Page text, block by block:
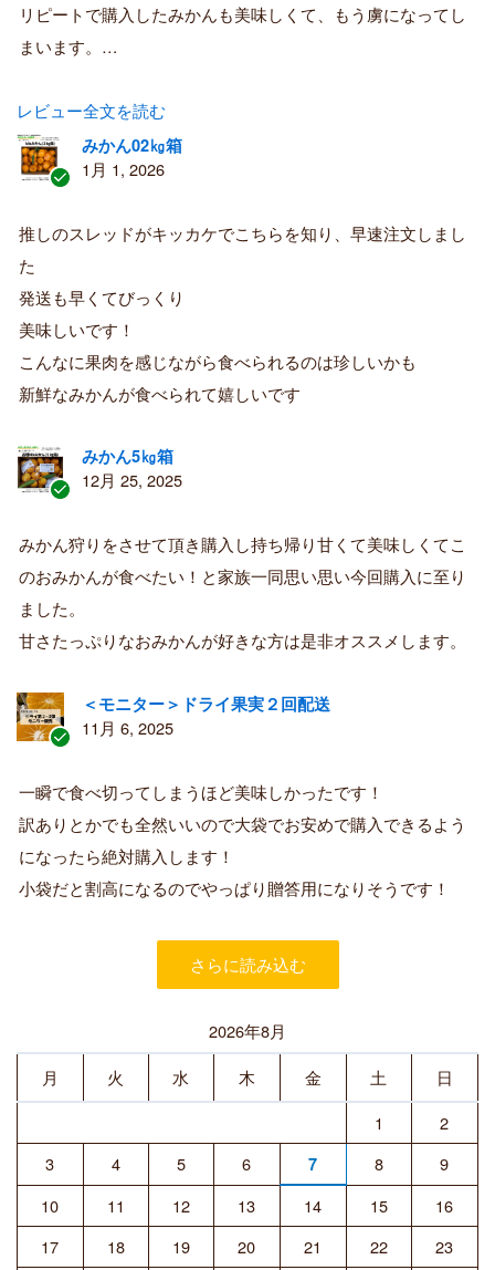
リピートで購入したみかんも美味しくて、もう虜になってし
まいます。…
レビュー全文を読む
証
済
購
者
みかん02㎏箱
1月 1, 2026
推しのスレッドがキッカケでこちらを知り、早速注文しまし
た
発送も早くてびっくり
美味しいです！
こんなに果肉を感じながら食べられるのは珍しいかも
新鮮なみかんが食べられて嬉しいです
証
済
み
購
者
みかん5㎏箱
12月 25, 2025
みかん狩りをさせて頂き購入し持ち帰り甘くて美味しくてこ
のおみかんが食べたい！と家族一同思い思い今回購入に至り
ました。
甘さたっぷりなおみかんが好きな方は是非オススメします。
証
済
み
購
者
＜モニター＞ドライ果実２回配送
11月 6, 2025
一瞬で食べ切ってしまうほど美味しかったです！
訳ありとかでも全然いいので大袋でお安めで購入できるよう
になったら絶対購入します！
小袋だと割高になるのでやっぱり贈答用になりそうです！
さらに読み込む
2026年8月
月
火 水 木 金 土
日
1
2
3
4 5 6 7 8
9
10
11 12 13 14 15
16
17
18 19 20 21 22
23